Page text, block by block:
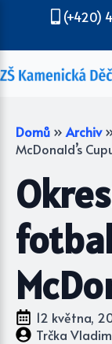
(+420)
Domů » Archiv
McDonald’s
12 května,
Trčka